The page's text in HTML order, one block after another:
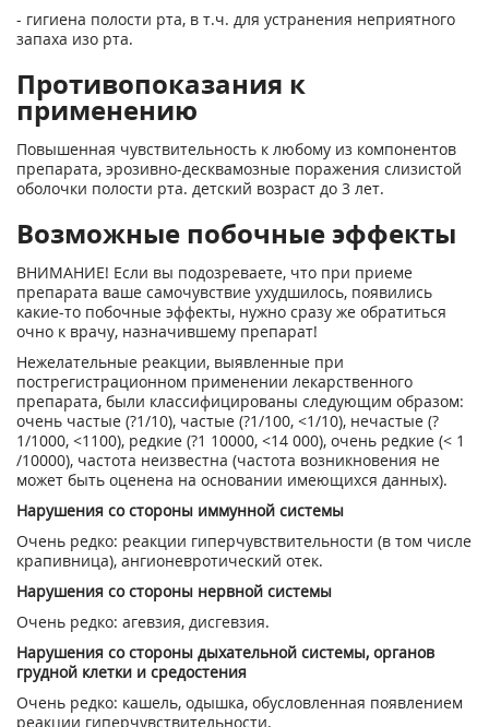
- гигиена полости рта, в т.ч. для устранения неприятного
запаха изо рта.
Противопоказания к
применению
Повышенная чувствительность к любому из компонентов
препарата, эрозивно-десквамозные поражения слизистой
оболочки полости рта. детский возраст до 3 лет.
Возможные побочные эффекты
ВНИМАНИЕ! Если вы подозреваете, что при приеме
препарата ваше самочувствие ухудшилось, появились
какие-то побочные эффекты, нужно сразу же обратиться
очно к врачу, назначившему препарат!
Нежелательные реакции, выявленные при
пострегистрационном применении лекарственного
препарата, были классифицированы следующим образом:
очень частые (?1/10), частые (?1/100, <1/10), нечастые (?
1/1000, <1100), редкие (?1 10000, <14 000), очень редкие (< 1
/10000), частота неизвестна (частота возникновения не
может быть оценена на основании имеющихся данных).
Нарушения со стороны иммунной системы
Очень редко: реакции гиперчувствительности (в том числе
крапивница), ангионевротический отек.
Нарушения со стороны нервной системы
Очень редко: aгевзия, дисгевзия.
Нарушения со стороны дыхательной системы, органов
грудной клетки и средостения
Очень редко: кашель, одышка, обусловленная появлением
реакции гиперчувствительности.